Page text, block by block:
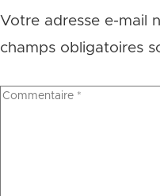
Votre adresse e-mail
champs obligatoires